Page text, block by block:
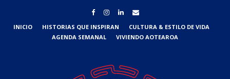
INICIO HISTORIAS QUE INSPIRAN
CULTURA & ESTILO DE VIDA
AGENDA SEMANAL
VIVIENDO AOTEAROA